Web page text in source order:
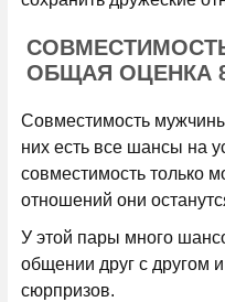
ОБЩАЯ ОЦЕНКА
Совместимость
них есть все шансы на
совместимость только
отношений они
У этой пары много
общении друг с другом
сюрпризов.